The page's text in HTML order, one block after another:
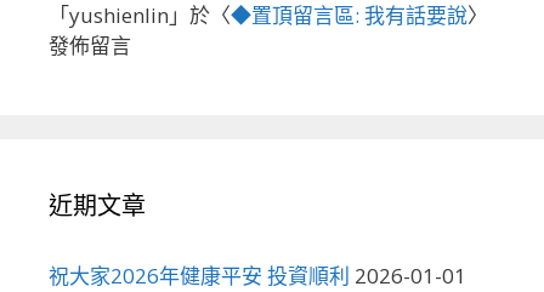
「yushienlin 」於〈◆置頂留言區: 我有話要說〉
發佈留言
近期文章
祝大家2026年健康平安 投資順利 2026-01-01